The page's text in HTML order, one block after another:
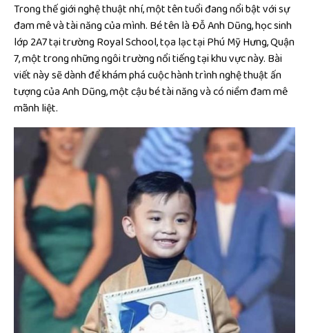
Trong thế giới nghệ thuật nhí, một tên tuổi đang nổi bật với sự
đam mê và tài năng của mình. Bé tên là Đỗ Anh Dũng, học sinh
lớp 2A7 tại trường Royal School, tọa lạc tại Phú Mỹ Hưng, Quận
7, một trong những ngôi trường nổi tiếng tại khu vực này. Bài
viết này sẽ dành để khám phá cuộc hành trình nghệ thuật ấn
tượng của Anh Dũng, một cậu bé tài năng và có niềm đam mê
mãnh liệt.